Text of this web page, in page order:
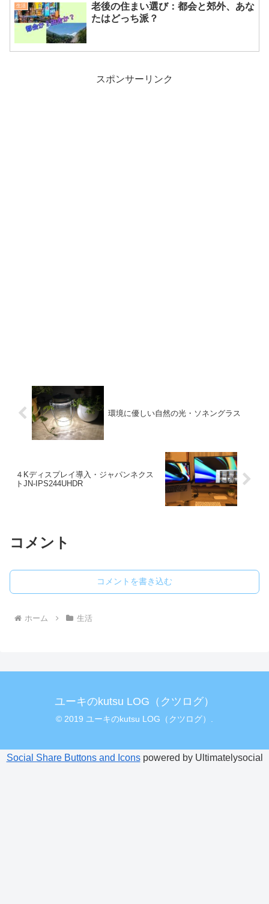
生活
老後の住まい選び：都会と郊外、あな
たはどっち派？
スポンサーリンク
環境に優しい自然の光・ソネングラス
４Kディスプレイ導入・ジャパンネクス
トJN-IPS244UHDR
コメント
コメントを書き込む
ホーム 生活
ユーキのkutsu LOG（クツログ）
© 2019 ユーキのkutsu LOG（クツログ）.
Social Share Buttons and Iconspowered by Ultimatelysocial